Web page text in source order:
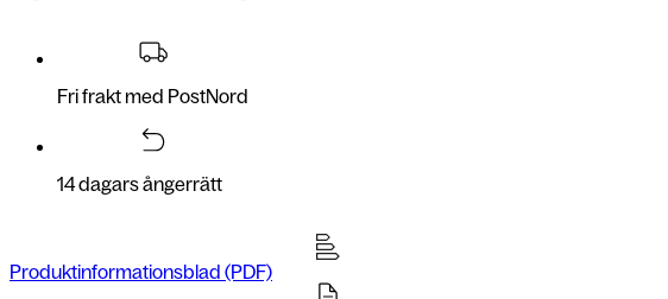
Fri frakt med PostNord
14 dagars ångerrätt
Produktinformationsblad (PDF)